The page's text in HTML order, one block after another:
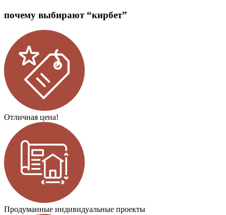
почему выбирают “кирбет”
Отличная цена!
Продуманные индивидуальные проекты